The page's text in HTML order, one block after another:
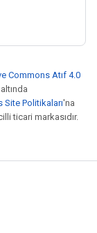
Commons Atıf 4.0
altında
Politikaları'na
ticari markasıdır.